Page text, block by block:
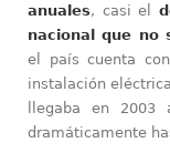
anuales, casi el
nacional que no
el país cuenta
instalación
llegaba en 2003
dramáticamente